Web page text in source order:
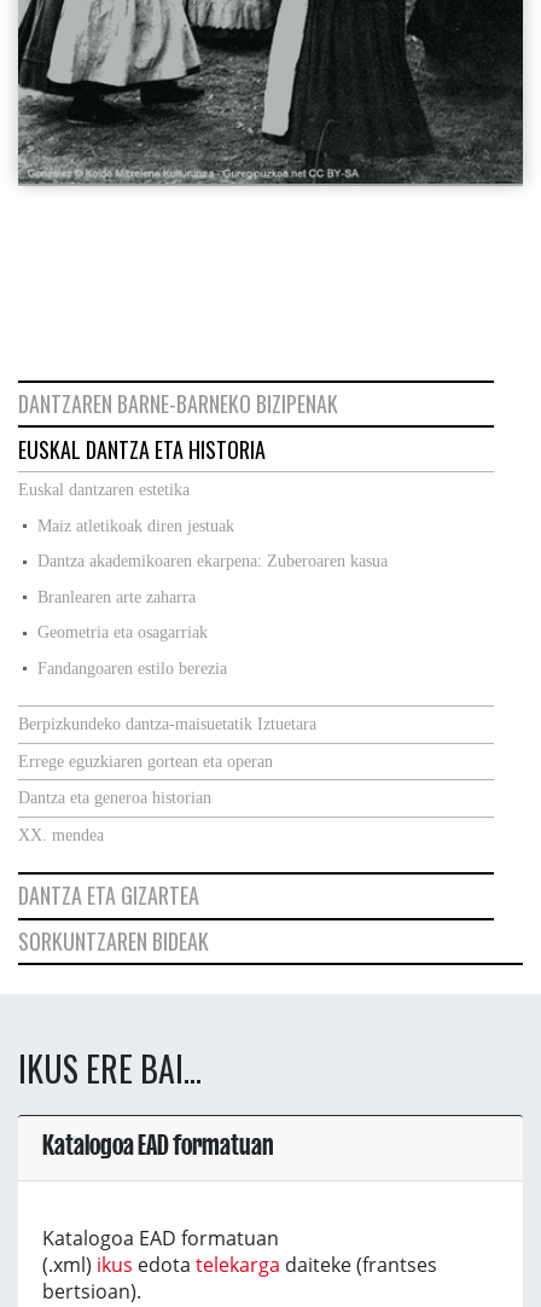
DANTZAREN BARNE-BARNEKO BIZIPENAK
EUSKAL DANTZA ETA HISTORIA
Euskal dantzaren estetika
Maiz atletikoak diren jestuak
Dantza akademikoaren ekarpena: Zuberoaren kasua
Branlearen arte zaharra
Geometria eta osagarriak
Fandangoaren estilo berezia
Berpizkundeko dantza-maisuetatik Iztuetara
Errege eguzkiaren gortean eta operan
Dantza eta generoa historian
XX. mendea
DANTZA ETA GIZARTEA
SORKUNTZAREN BIDEAK
IKUS ERE BAI...
Katalogoa EAD formatuan
Katalogoa EAD formatuan
(.xml) ikus edota telekarga daiteke (frantses
bertsioan).